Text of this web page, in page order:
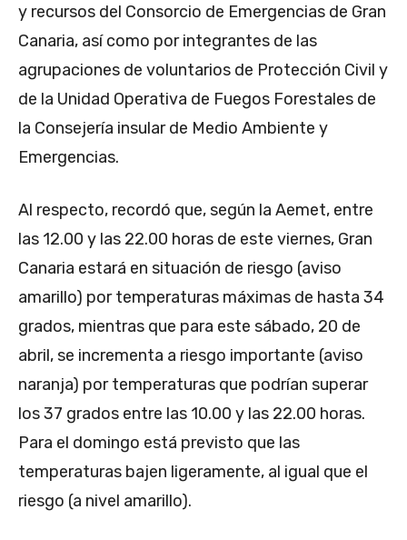
y recursos del Consorcio de Emergencias de Gran
Canaria, así como por integrantes de las
agrupaciones de voluntarios de Protección Civil y
de la Unidad Operativa de Fuegos Forestales de
la Consejería insular de Medio Ambiente y
Emergencias.
Al respecto, recordó que, según la Aemet, entre
las 12.00 y las 22.00 horas de este viernes, Gran
Canaria estará en situación de riesgo (aviso
amarillo) por temperaturas máximas de hasta 34
grados, mientras que para este sábado, 20 de
abril, se incrementa a riesgo importante (aviso
naranja) por temperaturas que podrían superar
los 37 grados entre las 10.00 y las 22.00 horas.
Para el domingo está previsto que las
temperaturas bajen ligeramente, al igual que el
riesgo (a nivel amarillo).